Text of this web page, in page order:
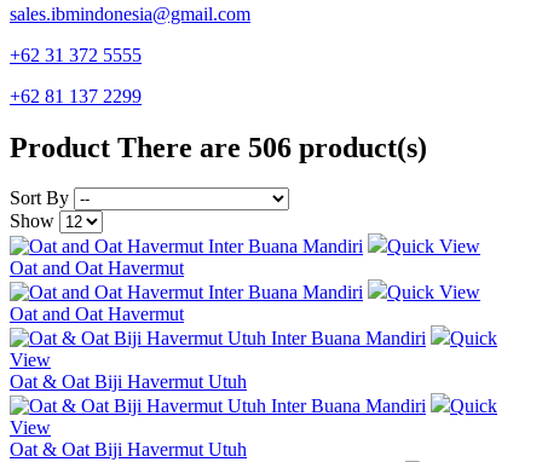
sales.ibmindonesia@gmail.com
+62 31 372 5555
+62 81 137 2299
Product There are 506 product(s)
Sort By
Show
Quick View
Oat and Oat Havermut
Quick View
Oat and Oat Havermut
Quick
View
Oat & Oat Biji Havermut Utuh
Quick
View
Oat & Oat Biji Havermut Utuh